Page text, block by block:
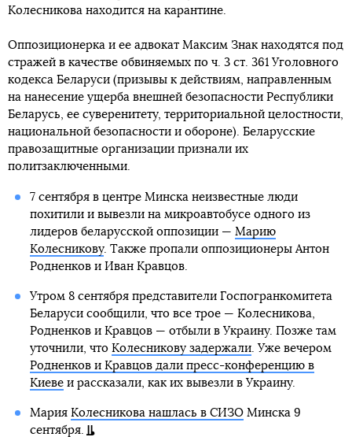
Колесникова находится на карантине.
Оппозиционерка и ее адвокат Максим Знак находятся под
стражей в качестве обвиняемых по ч. 3 ст. 361 Уголовного
кодекса Беларуси (призывы к действиям, направленным
на нанесение ущерба внешней безопасности Республики
Беларусь, ее суверенитету, территориальной целостности,
национальной безопасности и обороне). Беларусские
правозащитные организации признали их
политзаключенными.
7 сентября в центре Минска неизвестные люди
похитили и вывезли на микроавтобусе одного из
лидеров беларусской оппозиции — Марию
Колесникову. Также пропали оппозиционеры Антон
Родненков и Иван Кравцов.
Утром 8 сентября представители Госпогранкомитета
Беларуси сообщили, что все трое — Колесникова,
Родненков и Кравцов — отбыли в Украину. Позже там
уточнили, что Колесникову задержали. Уже вечером
Родненков и Кравцов дали пресс-конференцию в
Киевеи рассказали, как их вывезли в Украину.
Мария Колесникова нашлась в СИЗОМинска 9
сентября.